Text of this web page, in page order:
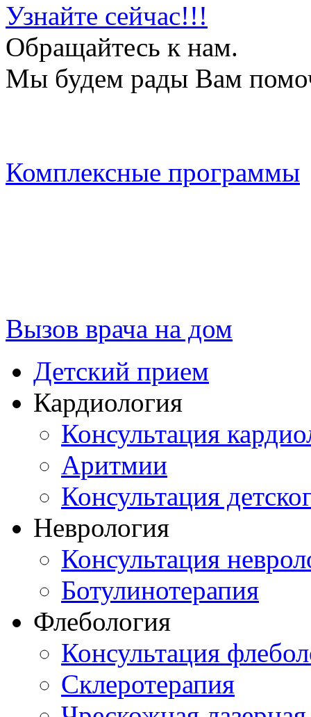
Узнайте сейчас!!!
Обращайтесь к нам.
Мы будем рады Вам
Комплексные программы
Вызов врача на дом
Детский прием
Кардиология
Консультация
Аритмии
Консультация
Неврология
Консультация
Ботулинотерапия
Флебология
Консультация
Склеротерапия